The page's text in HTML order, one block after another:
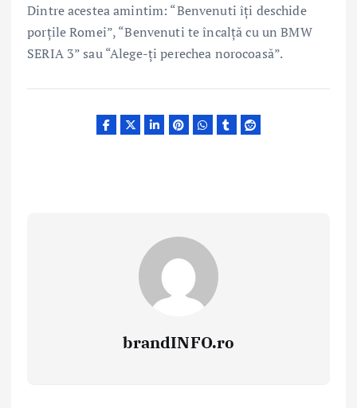
Dintre acestea amintim: “Benvenuti îți deschide
porțile Romei”, “Benvenuti te încalță cu un BMW
SERIA 3” sau “Alege-ți perechea norocoasă”.
brandINFO.ro